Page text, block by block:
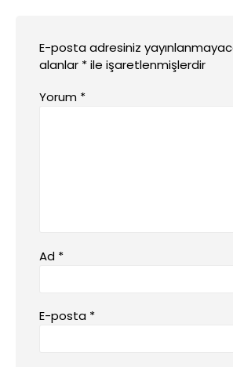
E-posta adresiniz
alanlar *ile işaretlenmişlerdir
Yorum *
Ad *
E-posta *